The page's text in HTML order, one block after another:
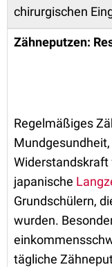
chirurgischen
Zähneputzen:
Regelmäßiges
Widerstandskraft
japanische
Grundschülern,
wurden.
tägliche